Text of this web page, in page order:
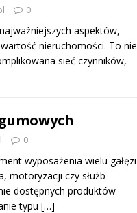
0
aspektów,
nieruchomości. To nie
sieć czynników,
0
wyposażenia wielu gałęzi
motoryzacji czy służb
dostępnych produktów
typu […]